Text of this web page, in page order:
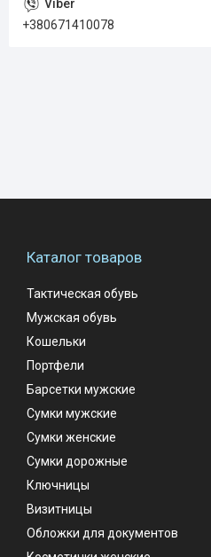
+380671410078
Каталог товаров
Тактическая обувь
Мужская обувь
Кошельки
Портфели
Барсетки мужские
Сумки мужские
Сумки женские
Сумки дорожные
Ключницы
Визитницы
Обложки для документов